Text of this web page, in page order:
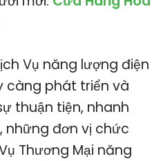
Vụ năng lượng điện
càng phát triển và
thuận tiện, nhanh
những đơn vị chức
Thương Mại năng